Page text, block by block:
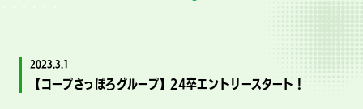
2023.3.1
【コープさっぽろグループ】24卒エントリースタート！